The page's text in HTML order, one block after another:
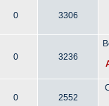
0 3306
0 3236
0 2552